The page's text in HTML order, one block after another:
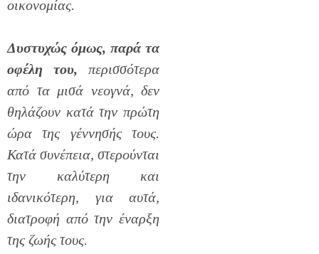
οικονομίας.
Δυστυχώς όμως, παρά τα
οφέλη του, περισσότερα
από τα μισά νεογνά, δεν
θηλάζουν κατά την πρώτη
ώρα της γέννησής τους.
Κατά συνέπεια, στερούνται
την καλύτερη και
ιδανικότερη, για αυτά,
διατροφή από την έναρξη
της ζωής τους.